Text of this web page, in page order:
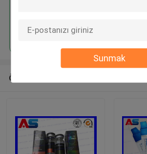
Sunmak
Devam et
Önerilen Ürünler